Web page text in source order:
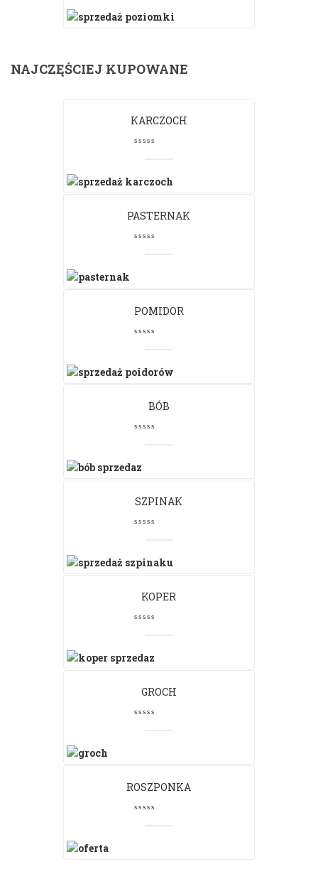
NAJCZĘŚCIEJ KUPOWANE
KARCZOCH
PASTERNAK
POMIDOR
BÓB
SZPINAK
KOPER
GROCH
ROSZPONKA